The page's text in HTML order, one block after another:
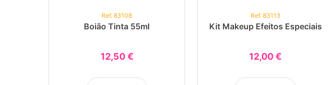
Ref. 83108
Boião Tinta 55ml
12,50 €
Ref. 83113
Kit Makeup Efeitos Especiais
12,00 €